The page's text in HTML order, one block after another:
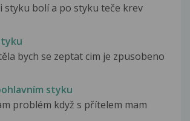
styku bolí a po styku teče krev
bych se zeptat cim je zpusobeno
styku
problém když s přítelem mam